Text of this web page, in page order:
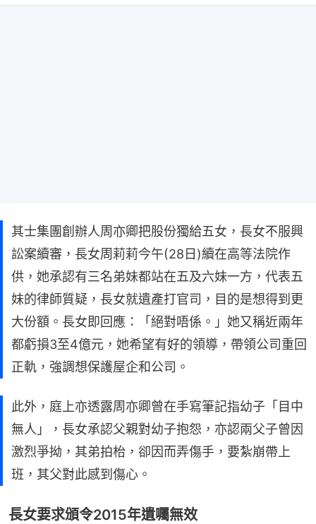
其士集團創辦人周亦卿把股份獨給五女，長女不服興
訟案續審，長女周莉莉今午(28日)續在高等法院作
供，她承認有三名弟妹都站在五及六妹一方，代表五
妹的律師質疑，長女就遺產打官司，目的是想得到更
大份額。長女即回應：「絕對唔係。」她又稱近兩年
都虧損3至4億元，她希望有好的領導，帶領公司重回
正軌，強調想保護屋企和公司。
此外，庭上亦透露周亦卿曾在手寫筆記指幼子「目中
無人」，長女承認父親對幼子抱怨，亦認兩父子曾因
激烈爭拗，其弟拍枱，卻因而弄傷手，要紮崩帶上
班，其父對此感到傷心。
長女要求頒令2015年遺囑無效